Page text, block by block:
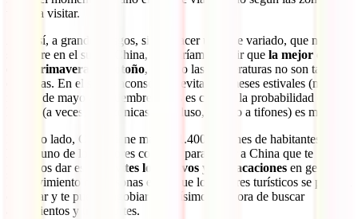
vayas a visitar.
Aun así, a grandes rasgos, si vas hacer un viaje variado, que no solo
se centre en el sur de China, te podríamos decir que la mejor época
es la primavera y el otoño, cuando las temperaturas no son tan
extremas. En el sur es aconsejable evitar los meses estivales (más o
menos de mayo a septiembre) pues es cuando la probabilidad de
lluvias (a veces, monzónicas o, incluso, debido a tifones) es mayor.
Por otro lado, China tiene más de 1.400 millones de habitantes, por
lo que uno de los mejores consejos para viajar a China que te
podemos dar es que
evites los festivos y las vacaciones en general.
El movimiento de personas es tal que los lugares turísticos se pueden
colapsar y te puedes agobiar muchísimo a la hora de buscar
alojamientos y transportes.